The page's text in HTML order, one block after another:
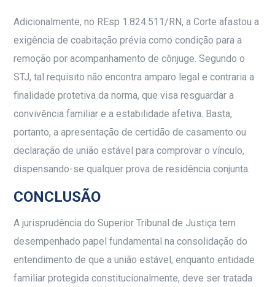
Adicionalmente, no REsp 1.824.511/RN, a Corte afastou a
exigência de coabitação prévia como condição para a
remoção por acompanhamento de cônjuge. Segundo o
STJ, tal requisito não encontra amparo legal e contraria a
finalidade protetiva da norma, que visa resguardar a
convivência familiar e a estabilidade afetiva. Basta,
portanto, a apresentação de certidão de casamento ou
declaração de união estável para comprovar o vínculo,
dispensando-se qualquer prova de residência conjunta.
CONCLUSÃO
A jurisprudência do Superior Tribunal de Justiça tem
desempenhado papel fundamental na consolidação do
entendimento de que a união estável, enquanto entidade
familiar protegida constitucionalmente, deve ser tratada